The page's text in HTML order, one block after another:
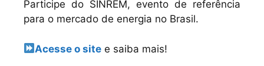
Participe do SINREM, evento de referência
para o mercado de energia no Brasil.
Acesse o site e saiba mais!